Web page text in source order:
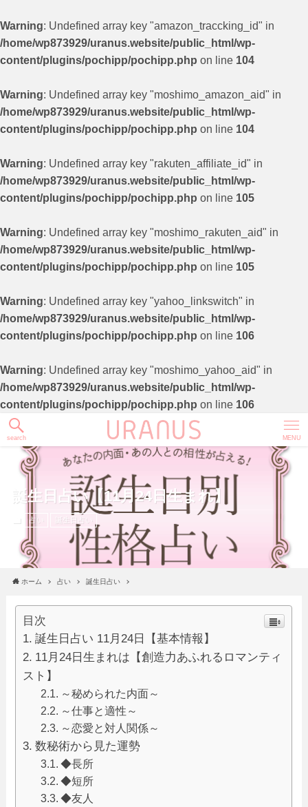
Warning: Undefined array key "amazon_traccking_id" in
/home/wp873929/uranus.website/public_html/wp-
content/plugins/pochipp/pochipp.php on line 104
Warning: Undefined array key "moshimo_amazon_aid" in
/home/wp873929/uranus.website/public_html/wp-
content/plugins/pochipp/pochipp.php on line 104
Warning: Undefined array key "rakuten_affiliate_id" in
/home/wp873929/uranus.website/public_html/wp-
content/plugins/pochipp/pochipp.php on line 105
Warning: Undefined array key "moshimo_rakuten_aid" in
/home/wp873929/uranus.website/public_html/wp-
content/plugins/pochipp/pochipp.php on line 105
Warning: Undefined array key "yahoo_linkswitch" in
/home/wp873929/uranus.website/public_html/wp-
content/plugins/pochipp/pochipp.php on line 106
Warning: Undefined array key "moshimo_yahoo_aid" in
/home/wp873929/uranus.website/public_html/wp-
content/plugins/pochipp/pochipp.php on line 106
search MENU
誕生日占い【11月24日生まれ】
占い 誕生日占い
ホーム 占い 誕生日占い
目次
誕生日占い 11月24日【基本情報】
11月24日生まれは【創造力あふれるロマンティ
スト】
～秘められた内面～
～仕事と適性～
～恋愛と対人関係～
数秘術から見た運勢
◆長所
◆短所
◆友人